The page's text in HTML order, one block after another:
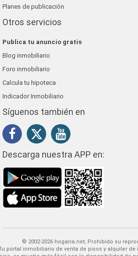
Planes de publicación
Otros servicios
Publica tu anuncio gratis
Blog inmobiliario
Foro inmobiliario
Calcula tu hipoteca
Indicador Inmobiliario
Síguenos también en
Descarga nuestra APP en:
© 2002-2026 hogaria.net, Prohibido su
Encontrar tu casa o